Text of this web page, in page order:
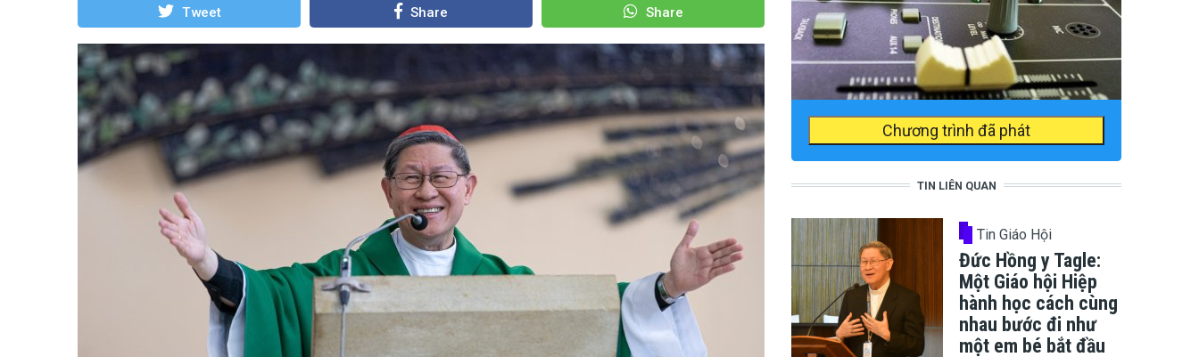
Tweet Share Share
Chương trình đã phát
TIN LIÊN QUAN
Tin Giáo Hội
Đức Hồng y Tagle:
Một Giáo hội Hiệp
hành học cách cùng
nhau bước đi như
một em bé bắt đầu